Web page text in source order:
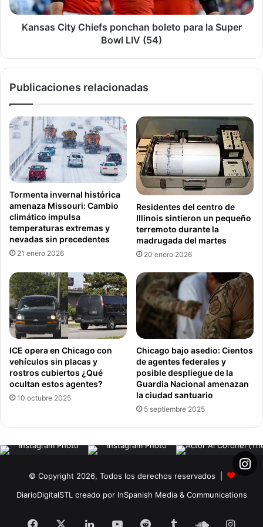
Illinois Marihuana Recreacional
Bowl
Kansas City Chiefs ponchan boleto para la Super
Bowl LIV (54)
Publicaciones relacionadas
Tormenta invernal histórica
amenaza Missouri: Cambio
climático impulsa
temperaturas extremas y
nevadas sin precedentes
21 enero 2026
Residentes del centro de
Illinois sintieron un pequeño
terremoto durante la
madrugada del martes
20 enero 2026
ICE opera en Chicago con
vehículos sin placas y
rostros cubiertos ¿Qué
ocultan estos agentes?
10 octubre 2025
Chicago bajo asedio: Cientos
de agentes federales y
posible despliegue de la
Guardia Nacional amenazan
la ciudad santuario
5 septiembre 2025
© Copyright 2026, Todos los derechos reservados |
DiarioDigitalSTL creado por InSpanish Media & Communications
Facebook LinkedInYouTubeRedditTumblr